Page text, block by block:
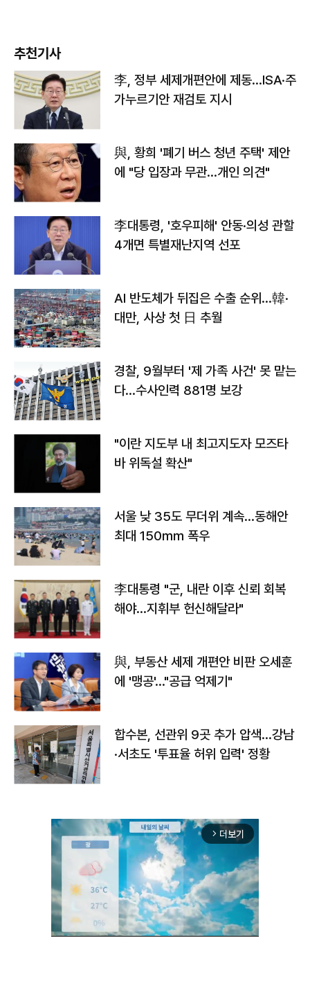
추천기사
李, 정부 세제개편안에 제동…ISA·주
가누르기안 재검토 지시
與, 황희 '폐기 버스 청년 주택' 제안
에 "당 입장과 무관…개인 의견"
李대통령, '호우피해' 안동·의성 관할
4개면 특별재난지역 선포
AI 반도체가 뒤집은 수출 순위…韓·
대만, 사상 첫 日 추월
경찰, 9월부터 '제 가족 사건' 못 맡는
다…수사인력 881명 보강
"이란 지도부 내 최고지도자 모즈타
바 위독설 확산"
서울 낮 35도 무더위 계속…동해안
최대 150㎜ 폭우
李대통령 "군, 내란 이후 신뢰 회복
해야…지휘부 헌신해달라"
與, 부동산 세제 개편안 비판 오세훈
에 '맹공'…"공급 억제기"
합수본, 선관위 9곳 추가 압색…강남
·서초도 '투표율 허위 입력' 정황
arrow_forward_ios 더보기